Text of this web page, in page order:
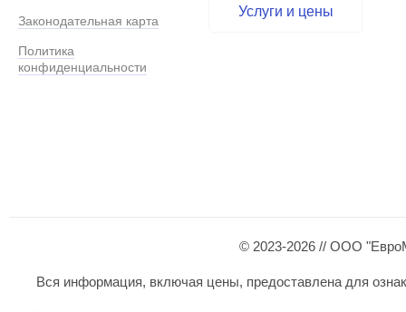
Законодательная карта
Политика
конфиденциальности
Услуги и цены
© 2023-2026 // ООО
Вся информация, включая цены, предоставлена для